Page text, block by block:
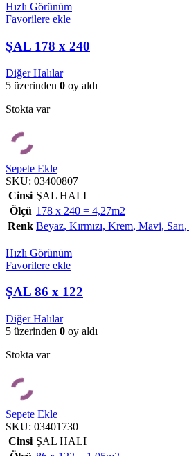
Hızlı Görünüm
Favorilere ekle
ŞAL 178 x 240
Diğer Halılar
5 üzerinden 0 oy aldı
Stokta var
Sepete Ekle
SKU: 03400807
Cinsi ŞAL HALI
Ölçü 178 x 240 = 4,27m2
Renk Beyaz, Kırmızı, Krem, Mavi, Sarı,
Hızlı Görünüm
Favorilere ekle
ŞAL 86 x 122
Diğer Halılar
5 üzerinden 0 oy aldı
Stokta var
Sepete Ekle
SKU: 03401730
Cinsi ŞAL HALI